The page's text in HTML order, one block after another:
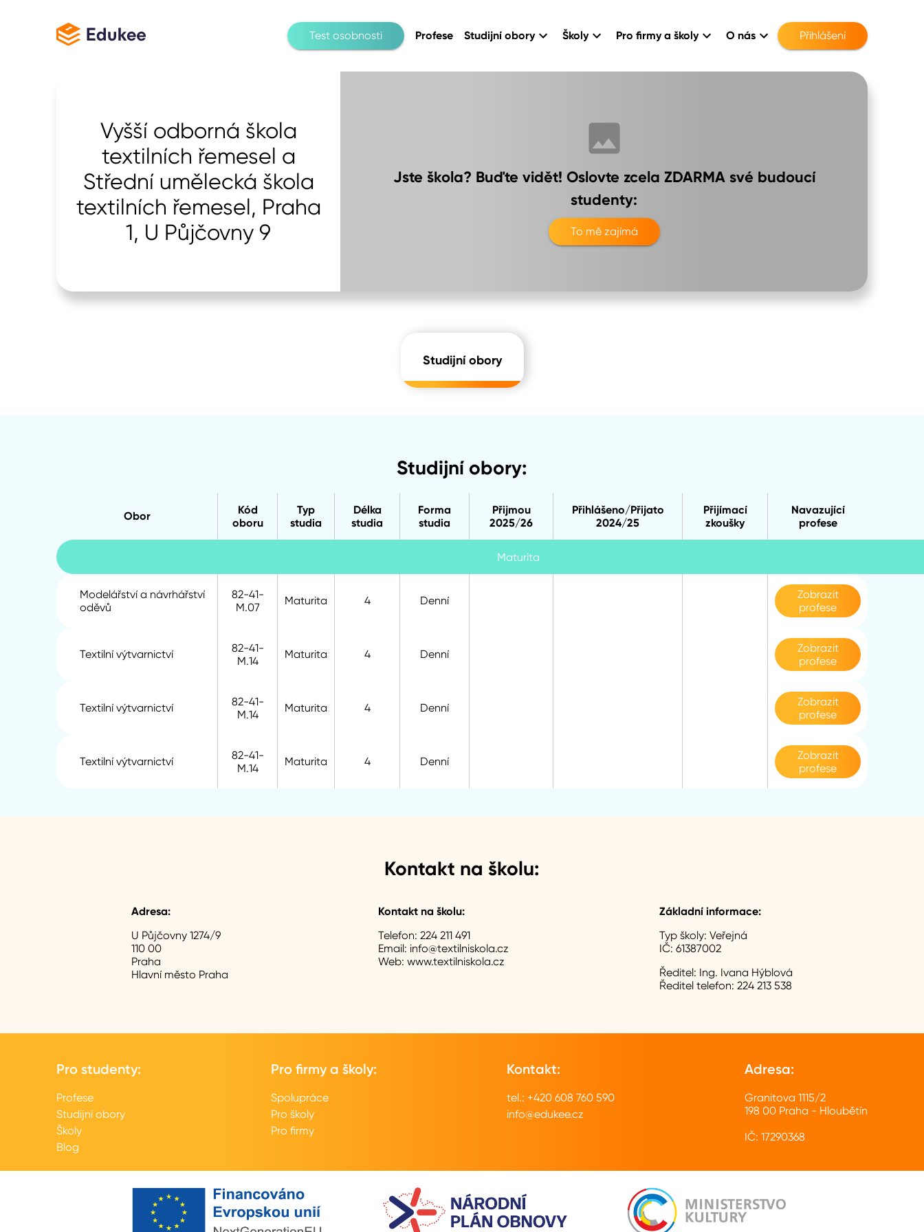
Test osobnosti Profese Studijní obory Školy Pro firmy a školy O nás Přihlášení
Vyšší odborná škola
textilních řemesel a
Střední umělecká škola
textilních řemesel, Praha
1, U Půjčovny 9
Jste škola? Buďte vidět! Oslovte zcela ZDARMA své budoucí
studenty:
To mě zajímá
Studijní obory
Studijní obory:
Obor
Kód
oboru
Typ
studia
Délka
studia
Forma
studia
Přijmou
2025/26
Přihlášeno/Přijato
2024/25
Přijímací
zkoušky
Navazující
profese
Maturita
Modelářství a návrhářství
oděvů
82-41-
M.07
Maturita 4 Denní
Zobrazit
profese
Textilní výtvarnictví
82-41-
M.14
Maturita 4 Denní
Zobrazit
profese
Textilní výtvarnictví
82-41-
M.14
Maturita 4 Denní
Zobrazit
profese
Textilní výtvarnictví
82-41-
M.14
Maturita 4 Denní
Zobrazit
profese
Kontakt na školu:
Adresa:
U Půjčovny 1274/9
110 00
Praha
Hlavní město Praha
Kontakt na školu:
Telefon: 224 211 491
Email: info@textilniskola.cz
Web: www.textilniskola.cz
Základní informace:
Typ školy: Veřejná
IČ: 61387002
Ředitel: Ing. Ivana Hýblová
Ředitel telefon: 224 213 538
Pro studenty:
Profese
Studijní obory
Školy
Blog
Pro firmy a školy:
Spolupráce
Pro školy
Pro firmy
Kontakt:
tel.: +420 608 760 590
info@edukee.cz
Adresa:
Granitova 1115/2
198 00 Praha - Hloubětín
IČ: 17290368